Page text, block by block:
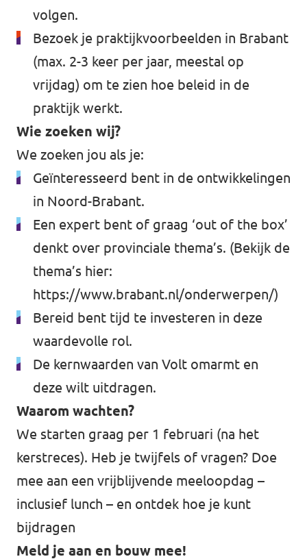
volgen.
Bezoek je praktijkvoorbeelden in Brabant
(max. 2-3 keer per jaar, meestal op
vrijdag) om te zien hoe beleid in de
praktijk werkt.
Wie zoeken wij?
We zoeken jou als je:
Geïnteresseerd bent in de ontwikkelingen
in Noord-Brabant.
Een expert bent of graag ‘out of the box’
denkt over provinciale thema’s. (Bekijk de
thema’s hier:
https://www.brabant.nl/onderwerpen/)
Bereid bent tijd te investeren in deze
waardevolle rol.
De kernwaarden van Volt omarmt en
deze wilt uitdragen.
Waarom wachten?
We starten graag per 1 februari (na het
kerstreces). Heb je twijfels of vragen? Doe
mee aan een vrijblijvende meeloopdag –
inclusief lunch – en ontdek hoe je kunt
bijdragen
Meld je aan en bouw mee!